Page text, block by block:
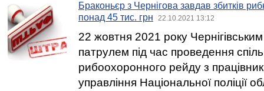
Браконьєр з Чернігова завдав збитків
понад 45 тис. грн
22.10.2021 13:12
22 жовтня 2021 року
патрулем під час проведення
рибоохоронного рейду з
управління Національної поліції